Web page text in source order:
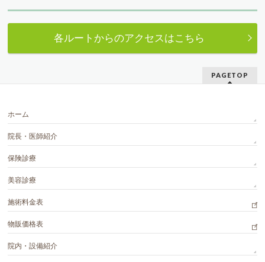
各ルートからのアクセスはこちら
PAGETOP
ホーム
院長・医師紹介
保険診療
美容診療
施術料金表
物販価格表
院内・設備紹介